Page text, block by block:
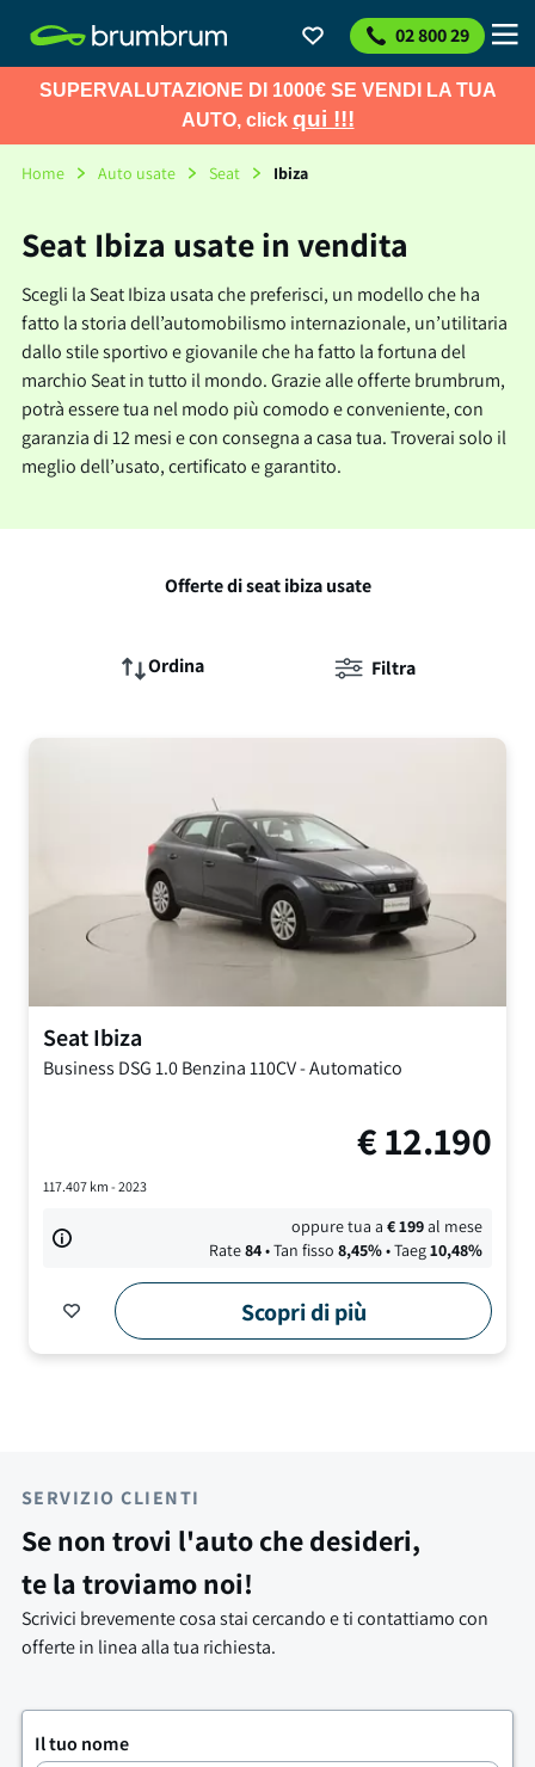
02 800 29
SUPERVALUTAZIONE DI 1000€ SE VENDI LA TUA
AUTO, click qui !!!
Home Auto usate Seat Ibiza
Seat Ibiza usate in vendita
Scegli la Seat Ibiza usata che preferisci, un modello che ha
fatto la storia dell’automobilismo internazionale, un’utilitaria
dallo stile sportivo e giovanile che ha fatto la fortuna del
marchio Seat in tutto il mondo. Grazie alle offerte brumbrum,
potrà essere tua nel modo più comodo e conveniente, con
garanzia di 12 mesi e con consegna a casa tua. Troverai solo il
meglio dell’usato, certificato e garantito.
Offerte di seat ibiza usate
Ordina Filtra
SeatIbiza
Business DSG1.0 Benzina 110CV-Automatico
€12.190
117.407km - 2023
oppure tua a€199al mese
Rate84• Tan fisso 8,45%• Taeg10,48%
Scopri di più
SERVIZIO CLIENTI
Se non trovi l'auto che desideri,
te la troviamo noi!
Scrivici brevemente cosa stai cercando e ti contattiamo con
offerte in linea alla tua richiesta.
Il tuo nome